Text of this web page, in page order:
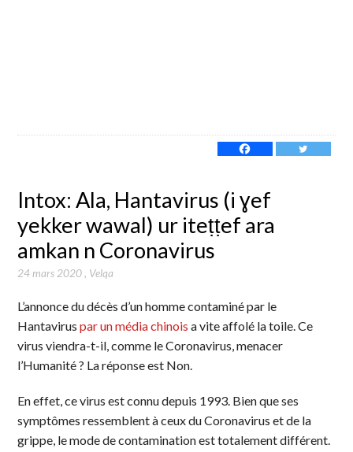
Intox: Ala, Hantavirus (i ɣef
yekker wawal) ur iteṭṭef ara
amkan n Coronavirus
24 mars 2020, Velqa
L’annonce du décès d’un homme contaminé par le
Hantaviruspar un média chinois a vite affolé la toile. Ce
virus viendra-t-il, comme le Coronavirus, menacer
l’Humanité ? La réponse est Non.
En effet, ce virus est connu depuis 1993. Bien que ses
symptômes ressemblent à ceux du Coronavirus et de la
grippe, le mode de contamination est totalement différent.